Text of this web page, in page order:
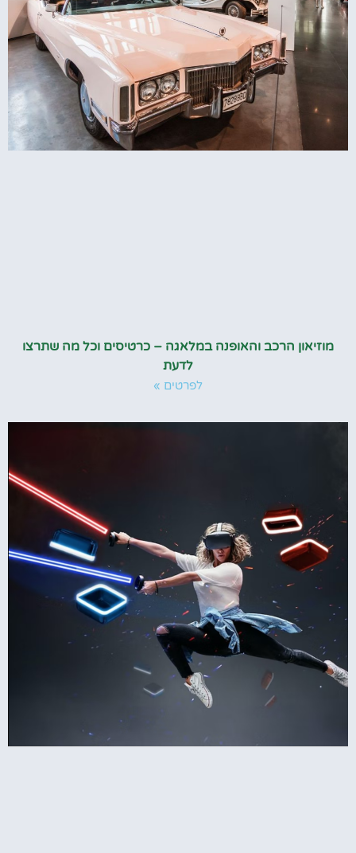
מוזיאון הרכב והאופנה במלאגה – כרטיסים וכל מה שתרצו
לדעת
לפרטים »